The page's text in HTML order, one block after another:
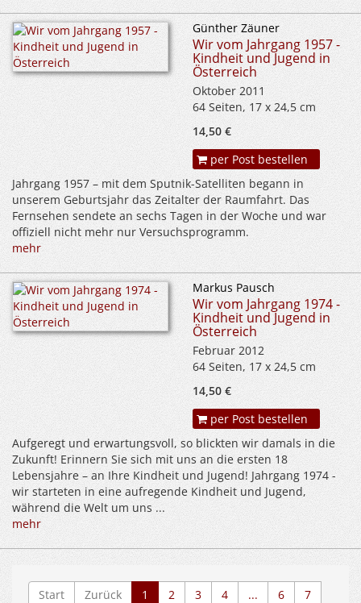
Günther Zäuner
Wir vom Jahrgang 1957 -
Kindheit und Jugend in
Österreich
Oktober 2011
64 Seiten, 17 x 24,5 cm
14,50 €
per Post bestellen
Jahrgang 1957 – mit dem Sputnik-Satelliten begann in
unserem Geburtsjahr das Zeitalter der Raumfahrt. Das
Fernsehen sendete an sechs Tagen in der Woche und war
offiziell nicht mehr nur Versuchsprogramm.
mehr
Markus Pausch
Wir vom Jahrgang 1974 -
Kindheit und Jugend in
Österreich
Februar 2012
64 Seiten, 17 x 24,5 cm
14,50 €
per Post bestellen
Aufgeregt und erwartungsvoll, so blickten wir damals in die
Zukunft! Erinnern Sie sich mit uns an die ersten 18
Lebensjahre – an Ihre Kindheit und Jugend! Jahrgang 1974 -
wir starteten in eine aufregende Kindheit und Jugend,
während die Welt um uns ...
mehr
Start Zurück 1 2 3 4 ... 6
7